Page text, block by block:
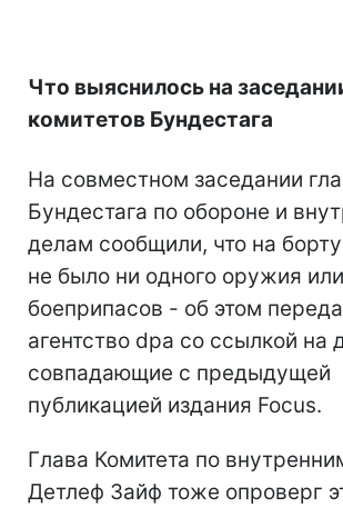
Что выяснилось на
комитетов Бундестага
На совместном заседании
Бундестага по обороне и
делам сообщили, что на
не было ни одного оружия или
боеприпасов - об этом
агентство dpa со ссылкой на
совпадающие с предыдущей
публикацией издания Focus.
Глава Комитета по
Детлеф Зайф тоже опроверг